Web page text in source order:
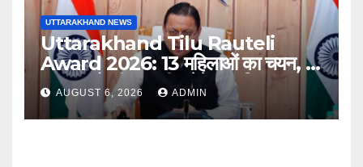
UTTARAKHAND NEWS
Uttarakhand Tilu Rauteli
Award 2026: 13 महिलाओं का चयन, 8
अगस्त को सीएम धामी करेंगे सम्मानित
AUGUST 6, 2026 ADMIN